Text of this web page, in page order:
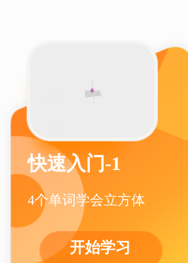
快速入门-1
4个单词学会立方体
开始学习